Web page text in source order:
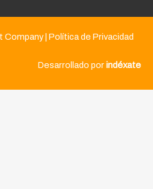
| Política de Privacidad
Desarrollado porindéxate